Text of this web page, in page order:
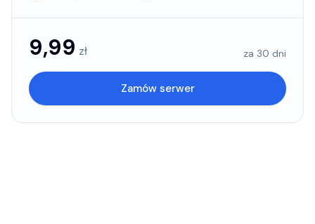
9,99 zł za 30 dni
Zamów serwer